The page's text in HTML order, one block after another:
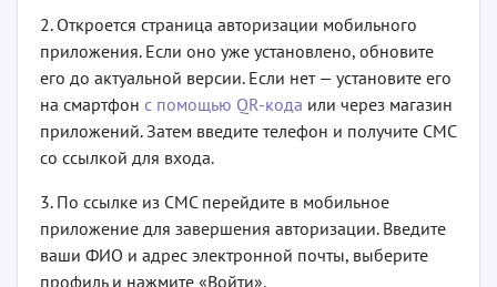
2. Откроется страница авторизации мобильного
приложения. Если оно уже установлено, обновите
его до актуальной версии. Если нет — установите его
на смартфон с помощью QR-кода или через магазин
приложений. Затем введите телефон и получите СМС
со ссылкой для входа.
3. По ссылке из СМС перейдите в мобильное
приложение для завершения авторизации. Введите
ваши ФИО и адрес электронной почты, выберите
профиль и нажмите «Войти».